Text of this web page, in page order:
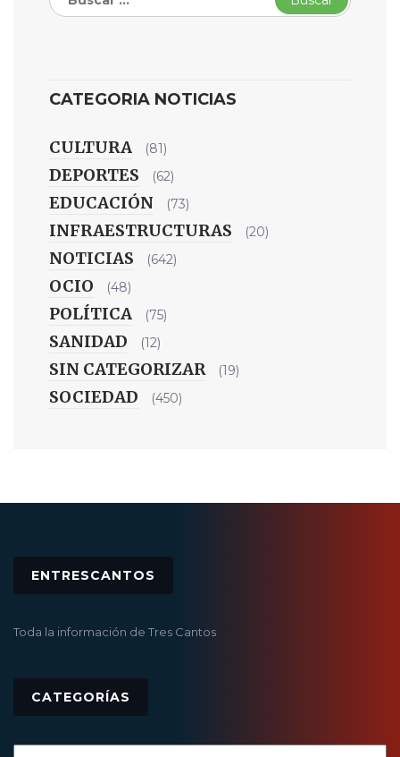
CATEGORIA NOTICIAS
CULTURA (81)
DEPORTES (62)
EDUCACIÓN (73)
INFRAESTRUCTURAS (20)
NOTICIAS (642)
OCIO (48)
POLÍTICA (75)
SANIDAD (12)
SIN CATEGORIZAR (19)
SOCIEDAD (450)
ENTRESCANTOS
Toda la información de Tres Cantos
CATEGORÍAS